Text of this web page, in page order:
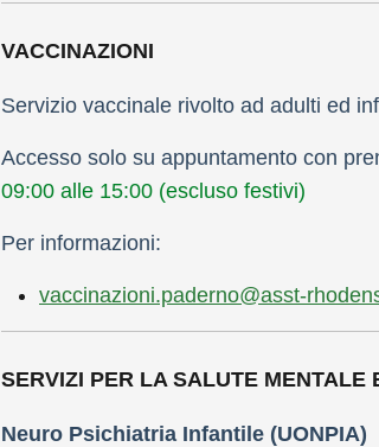
VACCINAZIONI
Servizio vaccinale rivolto ad adulti ed
Accesso solo su appuntamento con
09:00 alle 15:00 (escluso festivi)
Per informazioni:
vaccinazioni.paderno@asst-
SERVIZI PER LA SALUTE MENTALE
Neuro Psichiatria Infantile (UONPIA)